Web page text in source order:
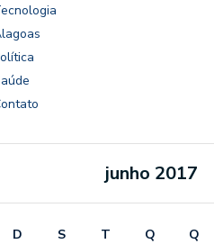
junho 2017
D S T Q Q